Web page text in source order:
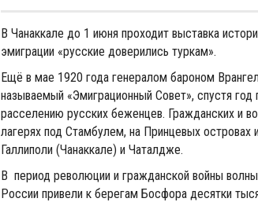
В Чанаккале до 1 июня проходит выставка
эмиграции «русские доверились туркам».
Ещё в мае 1920 года генералом бароном
называемый «Эмиграционный Совет», спустя
расселению русских беженцев. Гражданских и
лагерях под Стамбулем, на Принцевых островах
Галлиполи (Чанаккале) и Чаталдже.
В период революции и гражданской войны волны
России привели к берегам Босфора десятки